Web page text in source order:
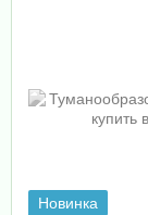
Новинка